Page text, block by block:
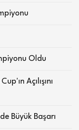
Oldu
Açılışını
Büyük Başarı